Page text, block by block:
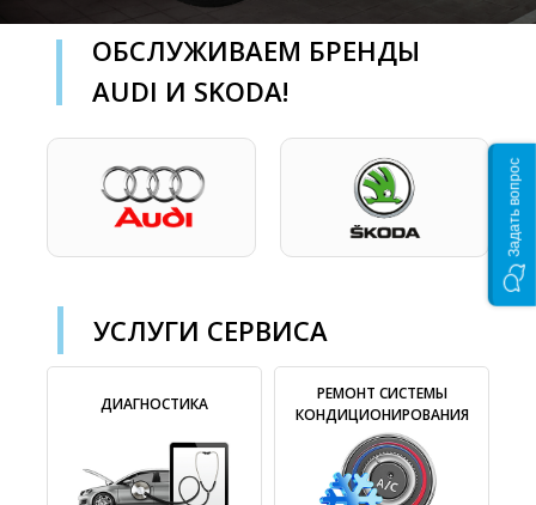
ОБСЛУЖИВАЕМ БРЕНДЫ
AUDI И SKODA!
УСЛУГИ СЕРВИСА
РЕМОНТ СИСТЕМЫ
КОНДИЦИОНИРОВАНИЯ
ДИАГНОСТИКА
Задать вопрос